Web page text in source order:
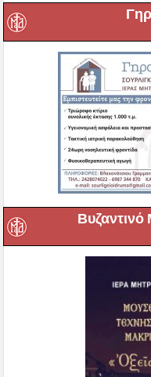
Βυζαντινό